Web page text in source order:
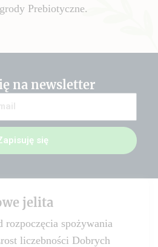
Prebiotyczne.
na newsletter
się
jelita
spożywania
liczebności Dobrych